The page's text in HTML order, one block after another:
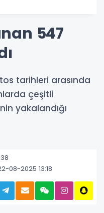
547
tarihleri arasında
çeşitli
yakalandığı
08-2025 13:18